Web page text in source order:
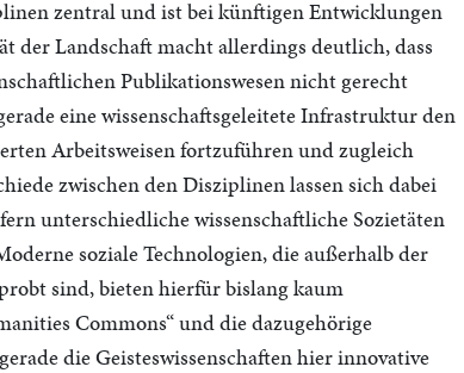
zentral und ist bei künftigen Entwicklungen
der Landschaft macht allerdings deutlich, dass
Publikationswesen nicht gerecht
eine wissenschaftsgeleitete Infrastruktur den
Arbeitsweisen fortzuführen und zugleich
zwischen den Disziplinen lassen sich dabei
unterschiedliche wissenschaftliche Sozietäten
soziale Technologien, die außerhalb der
sind, bieten hierfür bislang kaum
Commons“ und die dazugehörige
die Geisteswissenschaften hier innovative